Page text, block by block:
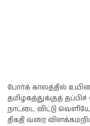
போர்க் காலத்தில்
தமிழகத்துக்குத்
நாட்டை விட்டு
திகதி வரை